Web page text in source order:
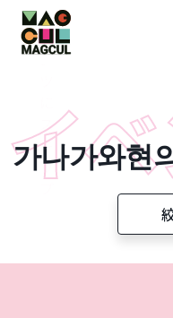
ン
テ
ン
ス
キ
ッ
가나가와현